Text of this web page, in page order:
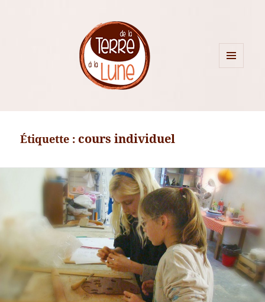
Étiquette : cours individuel